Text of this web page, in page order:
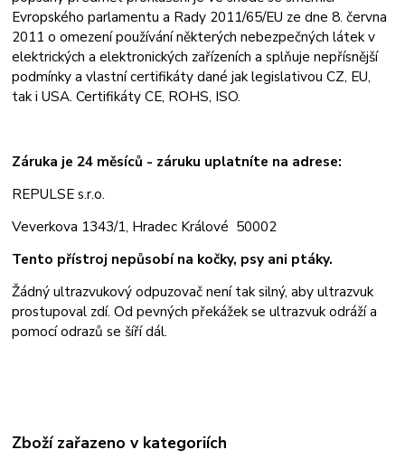
Evropského parlamentu a Rady 2011/65/EU ze dne 8. června
2011 o omezení používání některých nebezpečných látek v
elektrických a elektronických zařízeních a splňuje nepřísnější
podmínky a vlastní certifikáty dané jak legislativou CZ, EU,
tak i USA. Certifikáty CE, ROHS, ISO.
Záruka je 24 měsíců - záruku uplatníte na adrese:
REPULSE s.r.o.
Veverkova 1343/1, Hradec Králové 50002
Tento přístroj nepůsobí na kočky, psy ani ptáky.
Žádný ultrazvukový odpuzovač není tak silný, aby ultrazvuk
prostupoval zdí. Od pevných překážek se ultrazvuk odráží a
pomocí odrazů se šíří dál.
Zboží zařazeno v kategoriích